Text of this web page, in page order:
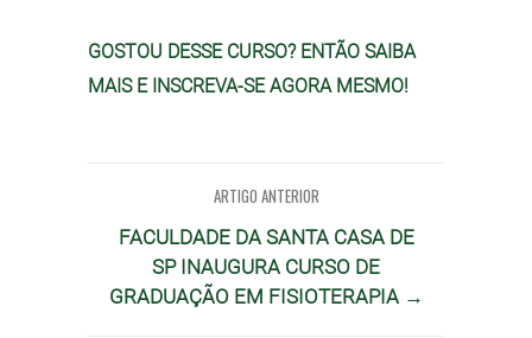
GOSTOU DESSE CURSO? ENTÃO SAIBA
MAIS E INSCREVA-SE AGORA MESMO!
ARTIGO ANTERIOR
FACULDADE DA SANTA CASA DE
SP INAUGURA CURSO DE
GRADUAÇÃO EM FISIOTERAPIA →